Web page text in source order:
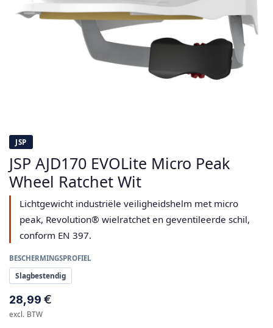
JSP
JSP AJD170 EVOLite Micro Peak
Wheel Ratchet Wit
Lichtgewicht industriële veiligheidshelm met micro
peak, Revolution® wielratchet en geventileerde schil,
conform EN 397.
BESCHERMINGSPROFIEL
Slagbestendig
28,99 €
excl. BTW